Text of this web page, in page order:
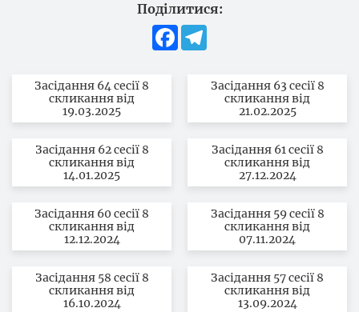
Поділитися:
Facebook
Засідання 64 сесії 8
скликання від
19.03.2025
Засідання 63 сесії 8
скликання від
21.02.2025
Засідання 62 сесії 8
скликання від
14.01.2025
Засідання 61 сесії 8
скликання від
27.12.2024
Засідання 60 сесії 8
скликання від
12.12.2024
Засідання 59 сесії 8
скликання від
07.11.2024
Засідання 58 сесії 8
скликання від
16.10.2024
Засідання 57 сесії 8
скликання від
13.09.2024